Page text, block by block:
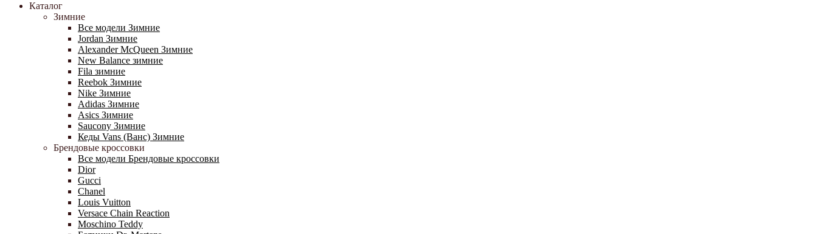
Каталог
Зимние
Все модели Зимние
Jordan Зимние
Alexander McQueen Зимние
New Balance зимние
Fila зимние
Reebok Зимние
Nike Зимние
Adidas Зимние
Asics Зимние
Saucony Зимние
Кеды Vans (Ванс) Зимние
Брендовые кроссовки
Все модели Брендовые кроссовки
Dior
Gucci
Chanel
Louis Vuitton
Versace Chain Reaction
Moschino Teddy